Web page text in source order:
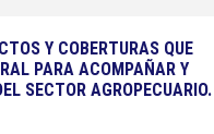
Y COBERTURAS QUE
PARA ACOMPAÑAR Y
SECTOR AGROPECUARIO.